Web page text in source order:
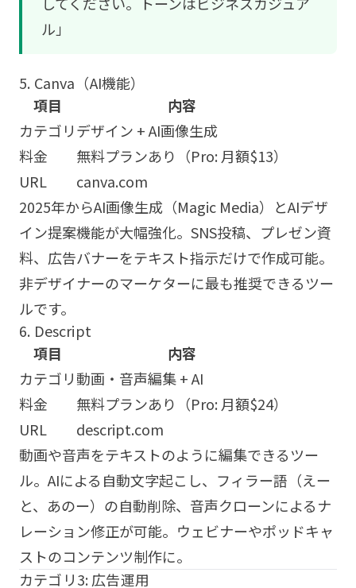
ル」
5. Canva（AI機能）
項目
内容
カテゴリデザイン + AI画像生成
料金
無料プランあり（Pro: 月額$13）
URL
canva.com
2025年からAI画像生成（Magic Media）とAIデザ
イン提案機能が大幅強化。SNS投稿、プレゼン資
料、広告バナーをテキスト指示だけで作成可能。
非デザイナーのマーケターに最も推奨できるツー
ルです。
6. Descript
項目
内容
カテゴリ動画・音声編集 + AI
料金
無料プランあり（Pro: 月額$24）
URL
descript.com
動画や音声をテキストのように編集できるツー
ル。AIによる自動文字起こし、フィラー語（えー
と、あのー）の自動削除、音声クローンによるナ
レーション修正が可能。ウェビナーやポッドキャ
ストのコンテンツ制作に。
カテゴリ3: 広告運用